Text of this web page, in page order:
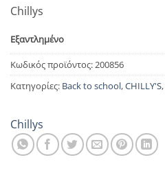
Chillys
Εξαντλημένο
Κωδικός προϊόντος:200856
Κατηγορίες: Back to school,CHILLY'S,
Chillys